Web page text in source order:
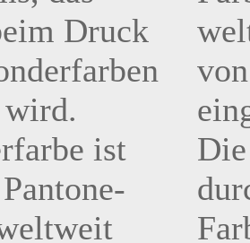
Druck
wird.
ist